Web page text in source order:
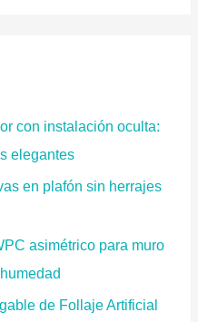
con instalación oculta:
elegantes
en plafón sin herrajes
asimétrico para muro
de Follaje Artificial